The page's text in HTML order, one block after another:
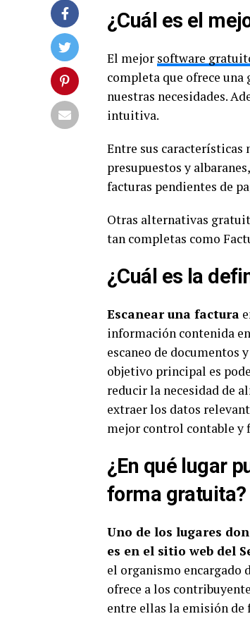
¿Cuál es el
El mejor software
completa que ofrece una
nuestras necesidades.
intuitiva.
Entre sus características
presupuestos y
facturas pendientes de
Otras alternativas
tan completas como
¿Cuál es la
Escanear una factura
información contenida
escaneo de
objetivo principal es
reducir la necesidad de
extraer los datos
mejor control contable y
¿En qué lugar
forma gratuita?
Uno de los lugares
es en el sitio web del
el organismo encargado
ofrece a los
entre ellas la emisión de